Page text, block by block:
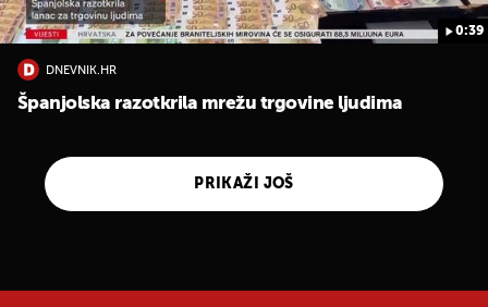
0:39
DNEVNIK.HR
Španjolska razotkrila mrežu trgovine ljudima
PRIKAŽI JOŠ